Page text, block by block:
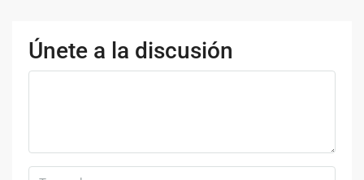
Únete a la discusión